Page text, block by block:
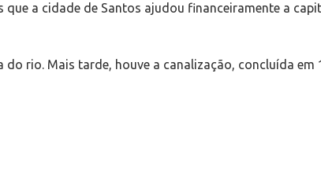
a cidade de Santos ajudou financeiramente a
rio. Mais tarde, houve a canalização, concluída em